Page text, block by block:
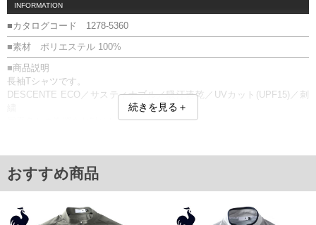
INFORMATION
■カタログコード 1278-5360
■素材 ポリエステル 100%
■商品説明
長袖Tシャツです。
DESCENTE ECO／サスティナブル／吸汗速乾／UVカット(UPF15)／刺
同系色との洗濯をお勧めします。
サイズ/バスト/総丈/裾周り/肩幅/袖丈
3L/130/78/130/58/61
4L/140/80/140/60/62
6L/160/84/160/64/64
単位はcm
続きを見る＋
おすすめ商品